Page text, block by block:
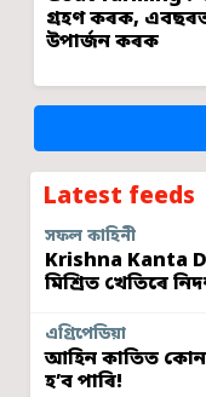
গ্ৰহণ কৰক,
উপাৰ্জন কৰক
Latest feeds
সফল কাহিনী
Krishna Kanta
মিশ্ৰিত খেতিৰে
এগ্ৰিপেডিয়া
আহিন কাতিত
হ’ব পাৰি!